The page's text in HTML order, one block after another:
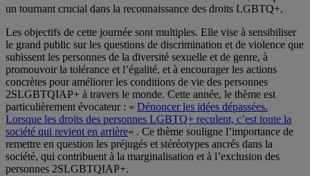
un tournant crucial dans la reconnaissance des droits LGBTQ+.
Les objectifs de cette journée sont multiples. Elle vise à sensibiliser
le grand public sur les questions de discrimination et de violence que
subissent les personnes de la diversité sexuelle et de genre, à
promouvoir la tolérance et l’égalité, et à encourager les actions
concrètes pour améliorer les conditions de vie des personnes
2SLGBTQIAP+ à travers le monde. Cette année, le thème est
particulièrement évocateur : « Dénoncer les idées dépassées.
Lorsque les droits des personnes LGBTQ+ reculent, c’est toute la
société qui revient en arrière« . Ce thème souligne l’importance de
remettre en question les préjugés et stéréotypes ancrés dans la
société, qui contribuent à la marginalisation et à l’exclusion des
personnes 2SLGBTQIAP+.